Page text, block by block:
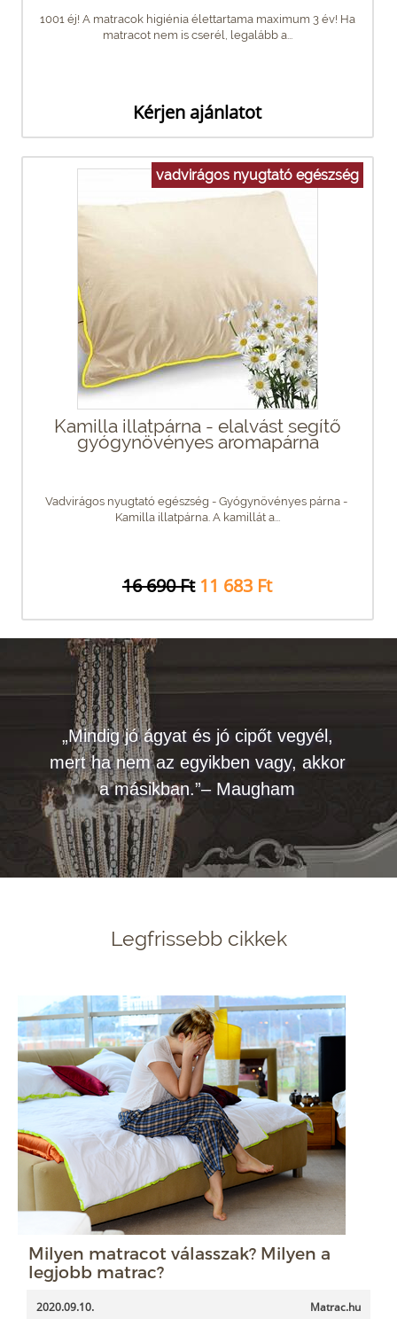
1001 éj! A matracok higiénia élettartama maximum 3 év! Ha
matracot nem is cserél, legalább a...
Kérjen ajánlatot
vadvirágos nyugtató egészség
Kamilla illatpárna - elalvást segítő
gyógynövényes aromapárna
Vadvirágos nyugtató egészség - Gyógynövényes párna - ​
Kamilla illatpárna. A kamillát a...
16 690 Ft 11 683 Ft
„Mindig jó ágyat és jó cipőt vegyél,
mert ha nem az egyikben vagy, akkor
a másikban.”– Maugham
Legfrissebb cikkek
Milyen matracot válasszak? Milyen a
legjobb matrac?
2020.09.10. Matrac.hu